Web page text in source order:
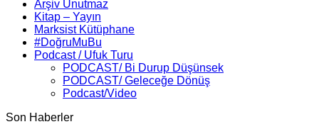
Arşiv Unutmaz
Kitap – Yayın
Marksist Kütüphane
#DoğruMuBu
Podcast / Ufuk Turu
PODCAST/ Bi Durup Düşünsek
PODCAST/ Geleceğe Dönüş
Podcast/Video
Son Haberler